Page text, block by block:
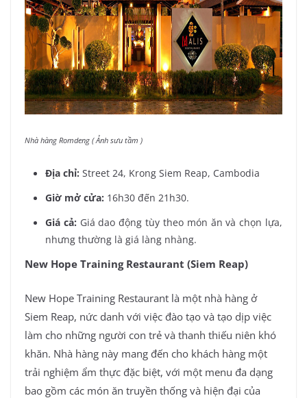
Nhà hàng Romdeng ( Ảnh sưu tầm )
Địa chỉ: Street 24, Krong Siem Reap, Cambodia
Giờ mở cửa: 16h30 đến 21h30.
Giá cả: Giá dao động tùy theo món ăn và chọn lựa,
nhưng thường là giá làng nhàng.
New Hope Training Restaurant (Siem Reap)
New Hope Training Restaurant là một nhà hàng ở
Siem Reap, nức danh với việc đào tạo và tạo dịp việc
làm cho những người con trẻ và thanh thiếu niên khó
khăn. Nhà hàng này mang đến cho khách hàng một
trải nghiệm ẩm thực đặc biệt, với một menu đa dạng
bao gồm các món ăn truyền thống và hiện đại của